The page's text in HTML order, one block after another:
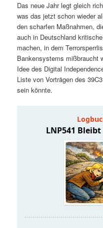
a
l
t
s
n
h
a
l
Das neue Jahr legt gleich
was das jetzt schon wieder
den scharfen Maßnahmen,
auch in Deutschland
machen, in dem
Bankensystems mißbraucht
Idee des Digital
Liste von Vorträgen des
sein könnte.